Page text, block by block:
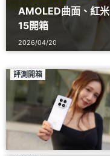
AMOLED曲面、紅
15開箱
2026/04/20
評測開箱